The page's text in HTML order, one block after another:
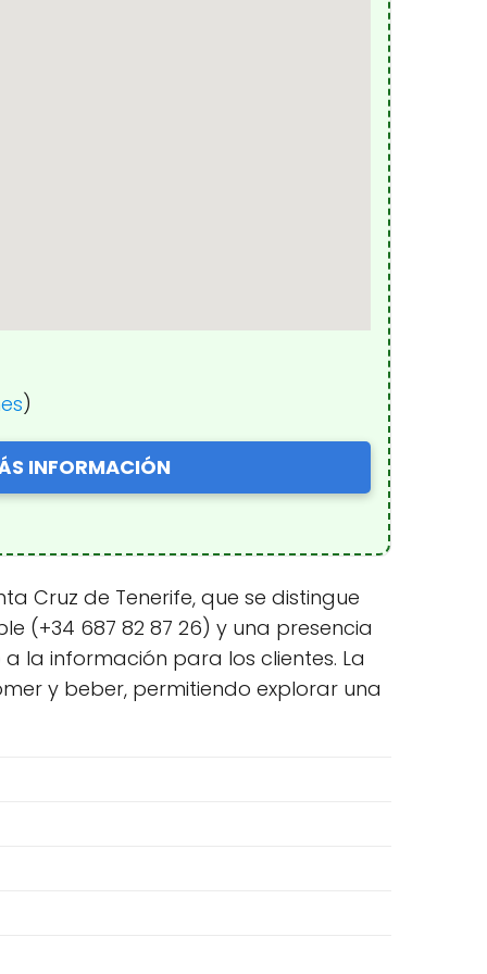
)
INFORMACIÓN
Cruz de Tenerife, que se distingue
(+34 687 82 87 26) y una presencia
la información para los clientes. La
y beber, permitiendo explorar una